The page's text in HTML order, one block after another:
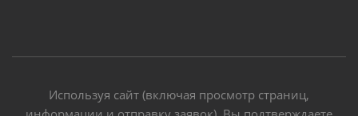
Используя сайт (включая просмотр страниц,